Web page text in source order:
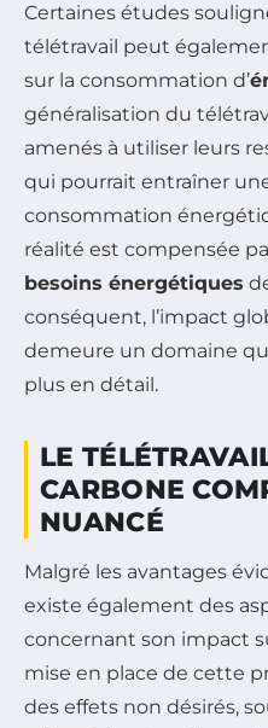
Certaines études
télétravail peut
sur la consommation d’
généralisation du
amenés à utiliser leurs
qui pourrait entraîner
consommation
réalité est compensée
besoins énergétiques
conséquent, l’impact
demeure un domaine
plus en détail.
LE
CARBONE
NUANCÉ
Malgré les avantages
existe également des
concernant son impact
mise en place de cette
des effets non désirés,